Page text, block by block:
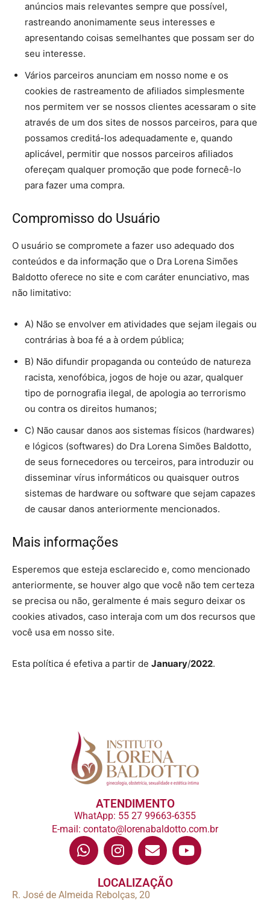
anúncios mais relevantes sempre que possível,
rastreando anonimamente seus interesses e
apresentando coisas semelhantes que possam ser do
seu interesse.
Vários parceiros anunciam em nosso nome e os
cookies de rastreamento de afiliados simplesmente
nos permitem ver se nossos clientes acessaram o site
através de um dos sites de nossos parceiros, para que
possamos creditá-los adequadamente e, quando
aplicável, permitir que nossos parceiros afiliados
ofereçam qualquer promoção que pode fornecê-lo
para fazer uma compra.
Compromisso do Usuário
O usuário se compromete a fazer uso adequado dos
conteúdos e da informação que o Dra Lorena Simões
Baldotto oferece no site e com caráter enunciativo, mas
não limitativo:
A) Não se envolver em atividades que sejam ilegais ou
contrárias à boa fé a à ordem pública;
B) Não difundir propaganda ou conteúdo de natureza
racista, xenofóbica, jogos de hoje ou azar, qualquer
tipo de pornografia ilegal, de apologia ao terrorismo
ou contra os direitos humanos;
C) Não causar danos aos sistemas físicos (hardwares)
e lógicos (softwares) do Dra Lorena Simões Baldotto,
de seus fornecedores ou terceiros, para introduzir ou
disseminar vírus informáticos ou quaisquer outros
sistemas de hardware ou software que sejam capazes
de causar danos anteriormente mencionados.
Mais informações
Esperemos que esteja esclarecido e, como mencionado
anteriormente, se houver algo que você não tem certeza
se precisa ou não, geralmente é mais seguro deixar os
cookies ativados, caso interaja com um dos recursos que
você usa em nosso site.
Esta política é efetiva a partir de January/2022.
ATENDIMENTO
WhatApp: 55 27 99663-6355
E-mail: contato@lorenabaldotto.com.br
LOCALIZAÇÃO
R. José de Almeida Rebolças, 20